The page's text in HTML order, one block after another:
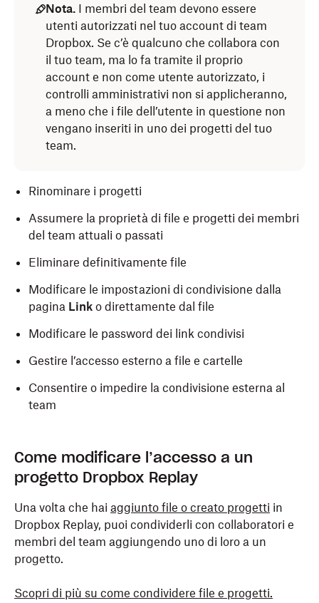
Nota. I membri del team devono essere
utenti autorizzati nel tuo account di team
Dropbox. Se c’è qualcuno che collabora con
il tuo team, ma lo fa tramite il proprio
account e non come utente autorizzato, i
controlli amministrativi non si applicheranno,
a meno che i file dell’utente in questione non
vengano inseriti in uno dei progetti del tuo
team.
Rinominare i progetti
Assumere la proprietà di file e progetti dei membri
del team attuali o passati
Eliminare definitivamente file
Modificare le impostazioni di condivisione dalla
pagina Link o direttamente dal file
Modificare le password dei link condivisi
Gestire l’accesso esterno a file e cartelle
Consentire o impedire la condivisione esterna al
team
Come modificare l’accesso a un
progetto Dropbox Replay
Una volta che hai aggiunto file o creato progetti in
Dropbox Replay, puoi condividerli con collaboratori e
membri del team aggiungendo uno di loro a un
progetto.
Scopri di più su come condividere file e progetti.